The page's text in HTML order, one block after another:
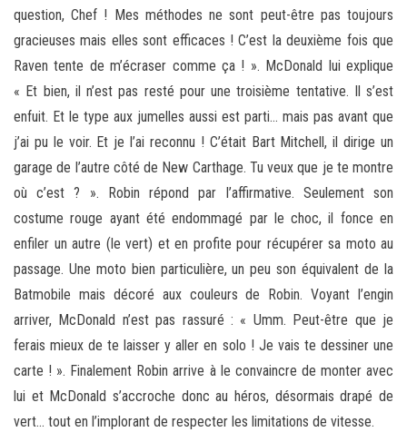
question, Chef ! Mes méthodes ne sont peut-être pas toujours
gracieuses mais elles sont efficaces ! C’est la deuxième fois que
Raven tente de m’écraser comme ça ! ». McDonald lui explique
« Et bien, il n’est pas resté pour une troisième tentative. Il s’est
enfuit. Et le type aux jumelles aussi est parti… mais pas avant que
j’ai pu le voir. Et je l’ai reconnu ! C’était Bart Mitchell, il dirige un
garage de l’autre côté de New Carthage. Tu veux que je te montre
où c’est ? ». Robin répond par l’affirmative. Seulement son
costume rouge ayant été endommagé par le choc, il fonce en
enfiler un autre (le vert) et en profite pour récupérer sa moto au
passage. Une moto bien particulière, un peu son équivalent de la
Batmobile mais décoré aux couleurs de Robin. Voyant l’engin
arriver, McDonald n’est pas rassuré : « Umm. Peut-être que je
ferais mieux de te laisser y aller en solo ! Je vais te dessiner une
carte ! ». Finalement Robin arrive à le convaincre de monter avec
lui et McDonald s’accroche donc au héros, désormais drapé de
vert… tout en l’implorant de respecter les limitations de vitesse.